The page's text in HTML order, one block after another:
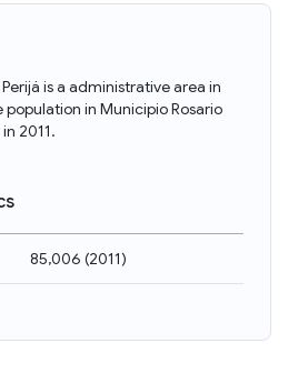
is a administrative area in
population in Municipio Rosario
2011.
85,006 (2011)